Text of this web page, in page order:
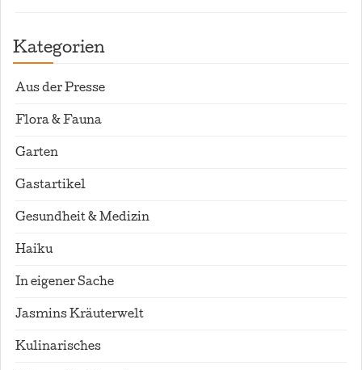
Kategorien
Aus der Presse
Flora & Fauna
Garten
Gastartikel
Gesundheit & Medizin
Haiku
In eigener Sache
Jasmins Kräuterwelt
Kulinarisches